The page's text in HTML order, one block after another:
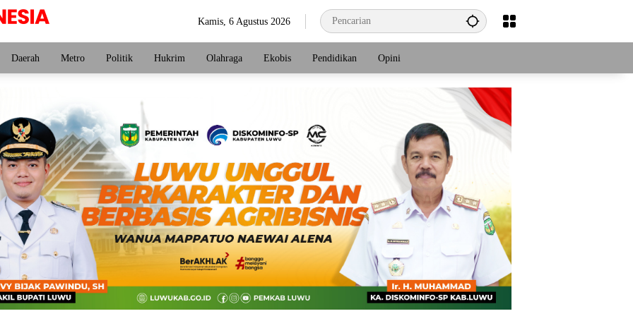
Kamis, 6 Agustus 2026
Daerah Metro Politik Hukrim Olahraga Ekobis Pendidikan Opini